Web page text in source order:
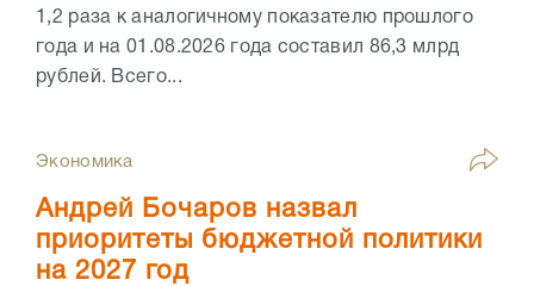
1,2 раза к аналогичному показателю прошлого
года и на 01.08.2026 года составил 86,3 млрд
рублей. Всего...
Экономика
Андрей Бочаров назвал
приоритеты бюджетной политики
на 2027 год